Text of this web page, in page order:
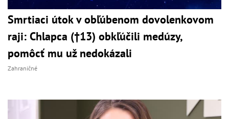
Smrtiaci útok v obľúbenom dovolenkovom
raji: Chlapca (†13) obkľúčili medúzy,
pomôcť mu už nedokázali
Zahraničné